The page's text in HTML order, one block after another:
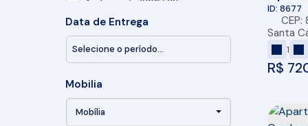
Gravatá (1)
Porto Belo (1)
Em Obras, % (1)
Entrega (98%) (1)
Data de Entrega
Mobilia
Mobília
Mar -
R$
8677
Santa
1